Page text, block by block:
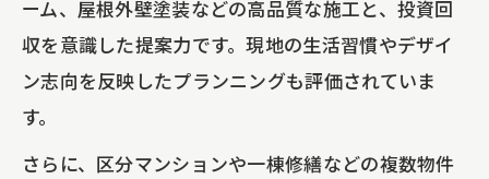
ーム、屋根外壁塗装などの高品質な施工と、投資回
収を意識した提案力です。現地の生活習慣やデザイ
ン志向を反映したプランニングも評価されていま
す。
さらに、区分マンションや一棟修繕などの複数物件